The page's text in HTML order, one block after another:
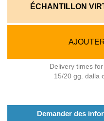
ÉCHANTILLON
Delivery times
15/20 gg. dalla
Demander des